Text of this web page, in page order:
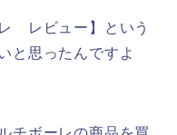
レビュー】という
と思ったんですよ